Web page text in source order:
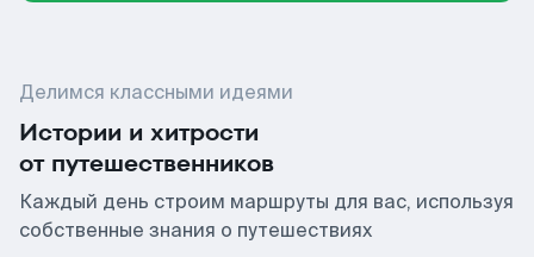
Делимся классными идеями
Истории и хитрости
от путешественников
Каждый день строим маршруты для вас, используя
собственные знания о путешествиях